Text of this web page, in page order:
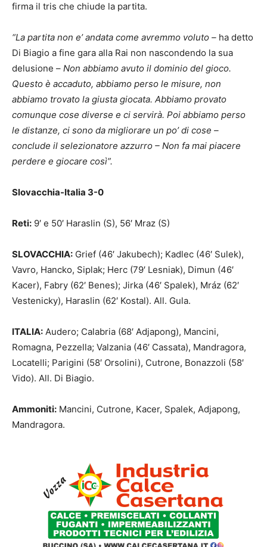
firma il tris che chiude la partita.
“La partita non e’ andata come avremmo voluto – ha detto
Di Biagio a fine gara alla Rai non nascondendo la sua
delusione – Non abbiamo avuto il dominio del gioco.
Questo è accaduto, abbiamo perso le misure, non
abbiamo trovato la giusta giocata. Abbiamo provato
comunque cose diverse e ci servirà. Poi abbiamo perso
le distanze, ci sono da migliorare un po’ di cose –
conclude il selezionatore azzurro – Non fa mai piacere
perdere e giocare così”.
Slovacchia-Italia 3-0
Reti: 9′ e 50′ Haraslin (S), 56′ Mraz (S)
SLOVACCHIA: Grief (46′ Jakubech); Kadlec (46′ Sulek),
Vavro, Hancko, Siplak; Herc (79′ Lesniak), Dimun (46′
Kacer), Fabry (62′ Benes); Jirka (46′ Spalek), Mráz (62′
Vestenicky), Haraslin (62′ Kostal). All. Gula.
ITALIA: Audero; Calabria (68′ Adjapong), Mancini,
Romagna, Pezzella; Valzania (46′ Cassata), Mandragora,
Locatelli; Parigini (58′ Orsolini), Cutrone, Bonazzoli (58′
Vido). All. Di Biagio.
Ammoniti: Mancini, Cutrone, Kacer, Spalek, Adjapong,
Mandragora.